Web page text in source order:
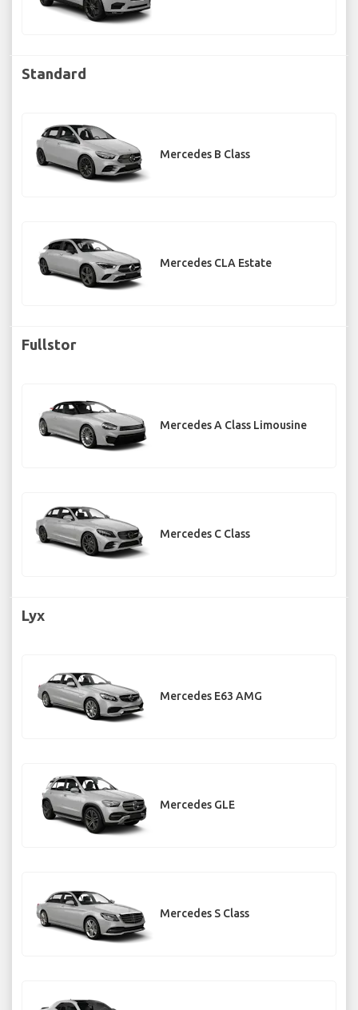
Standard
Mercedes B Class
Mercedes CLA Estate
Fullstor
Mercedes A Class Limousine
Mercedes C Class
Lyx
Mercedes E63 AMG
Mercedes GLE
Mercedes S Class